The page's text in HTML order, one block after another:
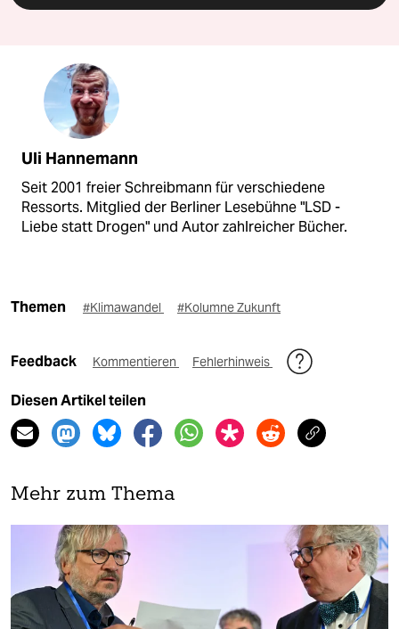
Uli Hannemann
Seit 2001 freier Schreibmann für verschiedene
Ressorts. Mitglied der Berliner Lesebühne "LSD -
Liebe statt Drogen" und Autor zahlreicher Bücher.
Themen #Klimawandel #Kolumne Zukunft
Feedback Kommentieren Fehlerhinweis
Diesen Artikel teilen
Mehr zum Thema